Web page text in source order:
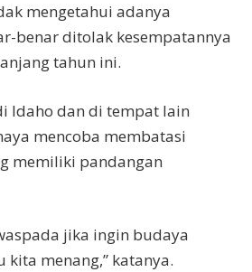
mengetahui adanya
benar ditolak kesempatannya
tahun ini.
Idaho dan di tempat lain
mencoba membatasi
memiliki pandangan
jika ingin budaya
kita menang,” katanya.